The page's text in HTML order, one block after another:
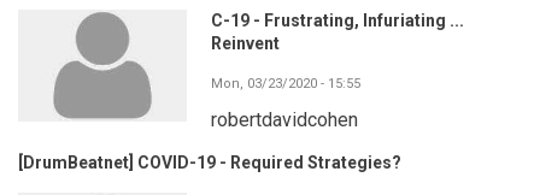
C-19 - Frustrating, Infuriating ...
Reinvent
Mon, 03/23/2020 - 15:55
robertdavidcohen
[DrumBeatnet] COVID-19 - Required Strategies?